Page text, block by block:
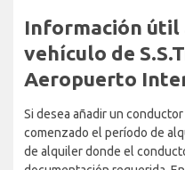
Información útil
vehículo de
Aeropuerto
Si desea añadir un
comenzado el período de
de alquiler donde el